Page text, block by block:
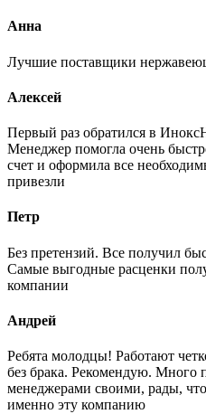
Анна
Лучшие поставщики
Алексей
Первый раз обратился в
Менеджер помогла очень
счет и оформила все
привезли
Петр
Без претензий. Все получил
Самые выгодные расценки
компании
Андрей
Ребята молодцы! Работают
без брака. Рекомендую. Много
менеджерами своими, рады,
именно эту компанию